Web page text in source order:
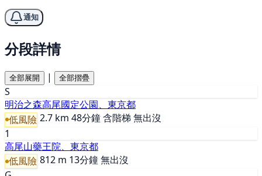
通知
分段詳情
全部展開 | 全部摺疊
S
明治之森高尾國定公園、東京都
低風險 2.7 km 48分鐘含階梯無出沒
1
高尾山藥王院、東京都
低風險 812 m 13分鐘無出沒